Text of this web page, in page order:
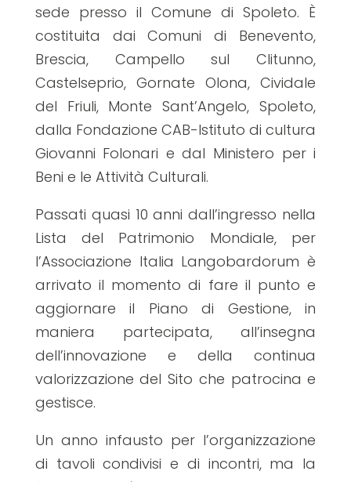
sede presso il Comune di Spoleto. È
costituita dai Comuni di Benevento,
Brescia, Campello sul Clitunno,
Castelseprio, Gornate Olona, Cividale
del Friuli, Monte Sant’Angelo, Spoleto,
dalla Fondazione CAB-Istituto di cultura
Giovanni Folonari e dal Ministero per i
Beni e le Attività Culturali.
Passati quasi 10 anni dall’ingresso nella
Lista del Patrimonio Mondiale, per
l’Associazione Italia Langobardorum è
arrivato il momento di fare il punto e
aggiornare il Piano di Gestione, in
maniera partecipata, all’insegna
dell’innovazione e della continua
valorizzazione del Sito che patrocina e
gestisce.
Un anno infausto per l’organizzazione
di tavoli condivisi e di incontri, ma la